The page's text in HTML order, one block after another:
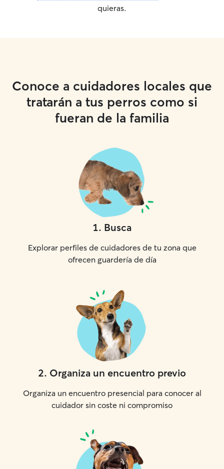
quieras.
Conoce a cuidadores locales que
tratarán a tus perros como si
fueran de la familia
1. Busca
Explorar perfiles de cuidadores de tu zona que
ofrecen guardería de día
2. Organiza un encuentro previo
Organiza un encuentro presencial para conocer al
cuidador sin coste ni compromiso